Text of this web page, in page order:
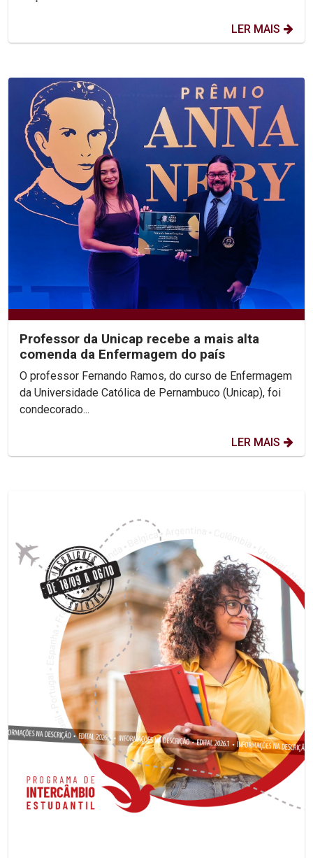
LER MAIS
Professor da Unicap recebe a mais alta
comenda da Enfermagem do país
O professor Fernando Ramos, do curso de Enfermagem
da Universidade Católica de Pernambuco (Unicap), foi
condecorado...
LER MAIS